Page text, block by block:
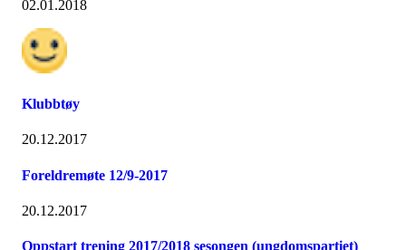
02.01.2018
Klubbtøy
20.12.2017
Foreldremøte 12/9-2017
20.12.2017
Oppstart trening 2017/2018 sesongen (ungdomspartiet)